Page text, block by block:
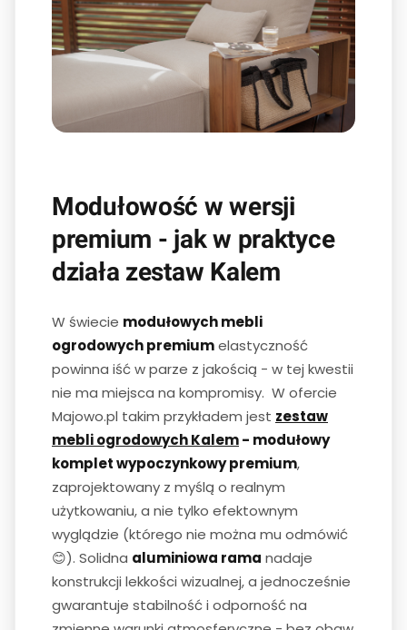
Modułowość w wersji
premium - jak w praktyce
działa zestaw Kalem
W świecie modułowych mebli
ogrodowych premiumelastyczność
powinna iść w parze z jakością - w tej kwestii
nie ma miejsca na kompromisy. W ofercie
Majowo.pl takim przykładem jest zestaw
mebli ogrodowych Kalem- modułowy
komplet wypoczynkowy premium,
zaprojektowany z myślą o realnym
użytkowaniu, a nie tylko efektownym
wyglądzie (którego nie można mu odmówić
😊). Solidna aluminiowa rama nadaje
konstrukcji lekkości wizualnej, a jednocześnie
gwarantuje stabilność i odporność na